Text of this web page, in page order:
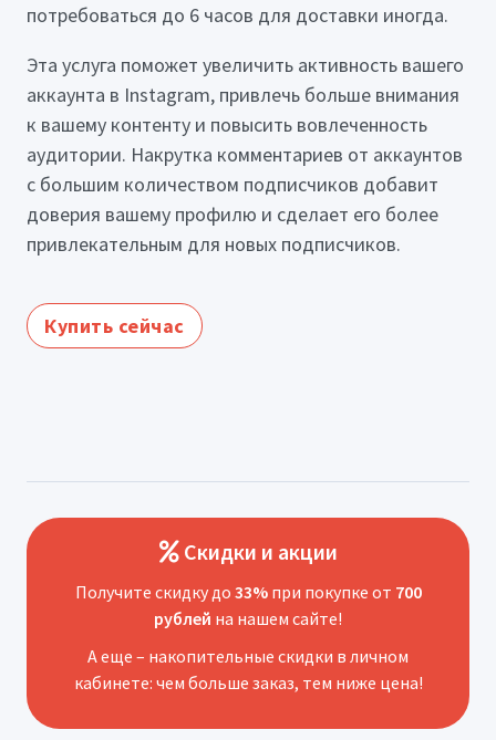
потребоваться до 6 часов для доставки иногда.
Эта услуга поможет увеличить активность вашего
аккаунта в Instagram, привлечь больше внимания
к вашему контенту и повысить вовлеченность
аудитории. Накрутка комментариев от аккаунтов
с большим количеством подписчиков добавит
доверия вашему профилю и сделает его более
привлекательным для новых подписчиков.
Купить сейчас
Скидки и акции
Получите скидку до 33%при покупке от 700
рублей на нашем сайте!
А еще – накопительные скидки в личном
кабинете: чем больше заказ, тем ниже цена!